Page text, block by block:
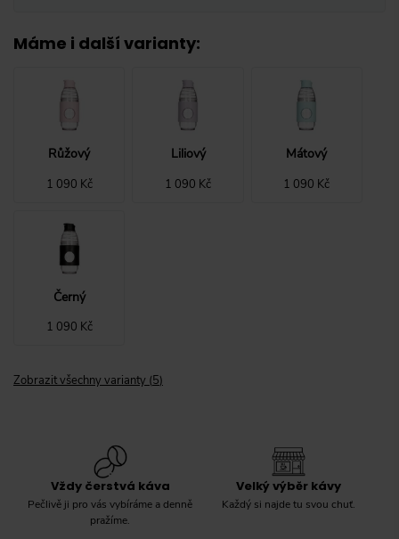
Máme i další varianty:
Růžový
1 090 Kč
Liliový
1 090 Kč
Mátový
1 090 Kč
Černý
1 090 Kč
Zobrazit všechny varianty (5)
Vždy čerstvá káva
Pečlivě ji pro vás vybíráme a denně
pražíme.
Velký výběr kávy
Každý si najde tu svou chuť.